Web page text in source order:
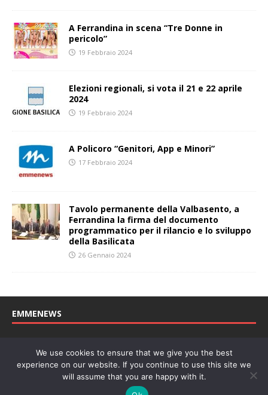
A Ferrandina in scena “Tre Donne in
pericolo”
19 Febbraio 2024
Elezioni regionali, si vota il 21 e 22 aprile
2024
19 Febbraio 2024
A Policoro “Genitori, App e Minori”
17 Febbraio 2024
Tavolo permanente della Valbasento, a
Ferrandina la firma del documento
programmatico per il rilancio e lo sviluppo
della Basilicata
26 Gennaio 2024
EMMENEWS
27/04/2011. Direttore Responsabile: Concetta Monzo, Editore: Deah
soc. coop. P. Iva: 01219430772
, un marchio di
We use cookies to ensure that we give you the best
experience on our website. If you continue to use this site we
will assume that you are happy with it.